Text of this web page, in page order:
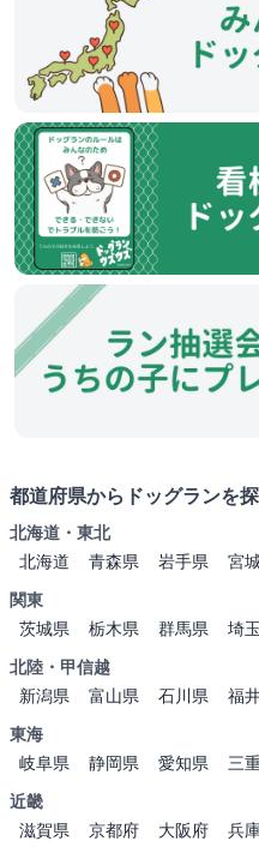
都道府県からドッグランを
北海道・東北
北海道
青森県 岩手県 宮
関東
茨城県
栃木県 群馬県 埼
北陸・甲信越
新潟県
富山県 石川県 福
東海
岐阜県
静岡県 愛知県
三
近畿
滋賀県
京都府 大阪府 兵